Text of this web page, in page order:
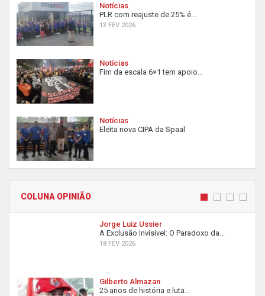
Notícias
PLR com reajuste de 25% é...
13 FEV 2026
Notícias
Fim da escala 6×1 tem apoio...
Notícias
Eleita nova CIPA da Spaal
COLUNA OPINIÃO
Jorge Luiz Ussier
A Exclusão Invisível: O Paradoxo da...
18 FEV 2026
Gilberto Almazan
25 anos de história e luta...